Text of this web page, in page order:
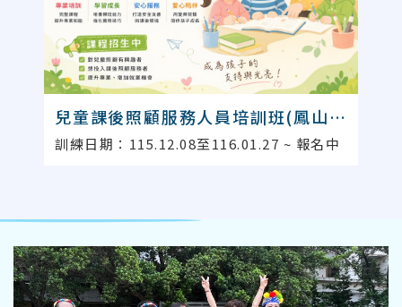
兒童課後照顧服務人員培訓班(鳳山
區)
訓練日期：115.12.08至116.01.27 ~ 報名中